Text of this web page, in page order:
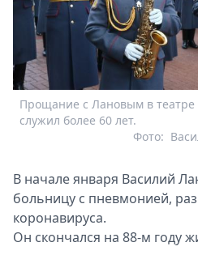
Прощание с Лановым в театре
служил более 60 лет.
Фото:
В начале января Василий
больницу с пневмонией,
коронавируса.
Он скончался на 88-м году